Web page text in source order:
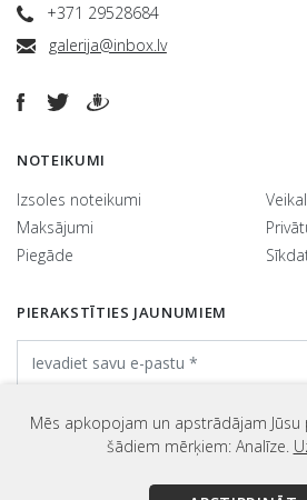
+371 29528684
galerija@inbox.lv
NOTEIKUMI
Izsoles noteikumi
Maksājumi
Piegāde
PIERAKSTĪTIES JAUNUMIEM
Mēs apkopojam un apstrādājam
šādiem mērķiem: Analīze.